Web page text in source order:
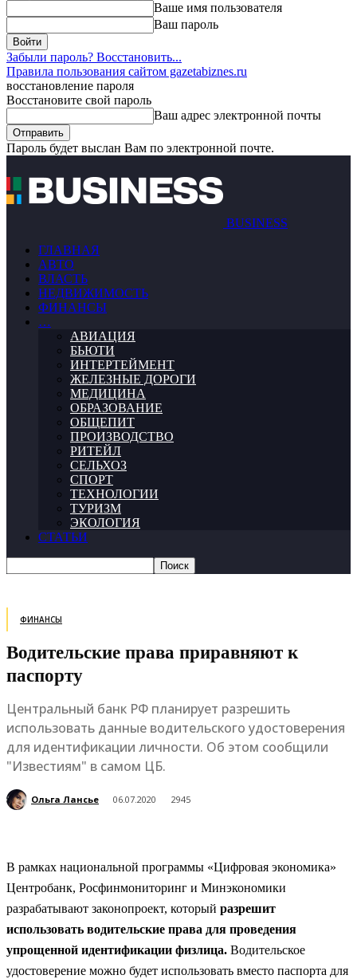
Ваше имя пользователя
Ваш пароль
Забыли пароль? Восстановить...
Правила пользования сайтом gazetabiznes.ru
восстановление пароля
Восстановите свой пароль
Ваш адрес электронной почты
Пароль будет выслан Вам по электронной почте.
BUSINESS
ГЛАВНАЯ
АВТО
ВЛАСТЬ
НЕДВИЖИМОСТЬ
ФИНАНСЫ
…
АВИАЦИЯ
БЬЮТИ
ИНТЕРТЕЙМЕНТ
ЖЕЛЕЗНЫЕ ДОРОГИ
МЕДИЦИНА
ОБРАЗОВАНИЕ
ОБЩЕПИТ
ПРОИЗВОДСТВО
РИТЕЙЛ
СЕЛЬХОЗ
СПОРТ
ТЕХНОЛОГИИ
ТУРИЗМ
ЭКОЛОГИЯ
СТАТЬИ
ФИНАНСЫ
Водительские права приравняют к
паспорту
Центральный банк РФ планирует разрешить
использовать данные водительского удостоверения
для идентификации личности. Об этом сообщили
"Известиям" в самом ЦБ.
Ольга Лансье 06.07.2020 2945
В рамках национальной программы «Цифровая экономика»
Центробанк, Росфинмониторинг и Минэкономики
разрабатывают законопроект, который разрешит
использовать водительские права для проведения
упрощенной идентификации физлица. Водительское
удостоверение можно будет использовать вместо паспорта для